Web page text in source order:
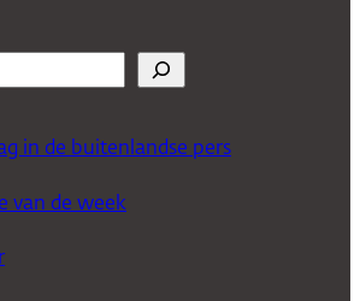
in de buitenlandse pers
van de week